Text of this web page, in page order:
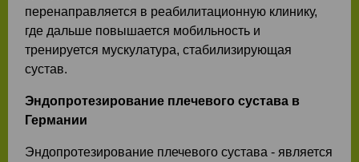
перенаправляется в реабилитационную клинику,
где дальше повышается мобильность и
тренируется мускулатура, стабилизирующая
сустав.
Эндопротезирование плечевого сустава в
Германии
Эндопротезирование плечевого сустава - является